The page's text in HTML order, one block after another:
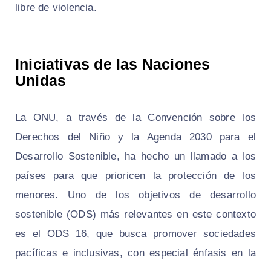
libre de violencia.
Iniciativas de las Naciones
Unidas
La ONU, a través de la Convención sobre los
Derechos del Niño y la Agenda 2030 para el
Desarrollo Sostenible, ha hecho un llamado a los
países para que prioricen la protección de los
menores. Uno de los objetivos de desarrollo
sostenible (ODS) más relevantes en este contexto
es el ODS 16, que busca promover sociedades
pacíficas e inclusivas, con especial énfasis en la